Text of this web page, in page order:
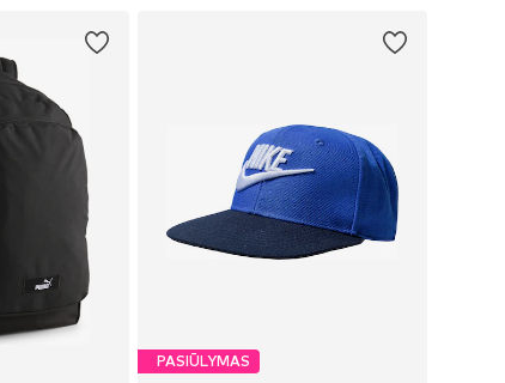
PASIŪLYMAS